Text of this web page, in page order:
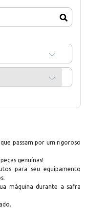
passam por um rigoroso
genuínas!
para seu equipamento
máquina durante a safra